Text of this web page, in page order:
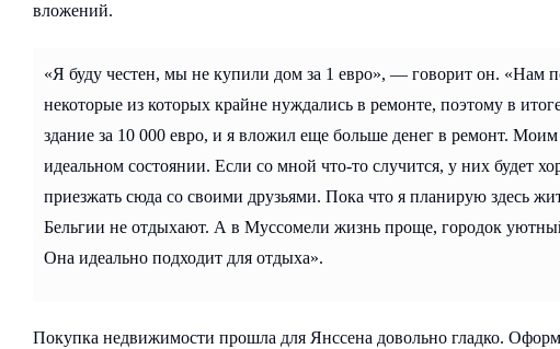
вложений.
«Я буду честен, мы не купили дом за 1 евро», — говорит он. «Нам
некоторые из которых крайне нуждались в ремонте, поэтому в
здание за 10 000 евро, и я вложил еще больше денег в ремонт.
идеальном состоянии. Если со мной что-то случится, у них будет
приезжать сюда со своими друзьями. Пока что я планирую здесь
Бельгии не отдыхают. А в Муссомели жизнь проще, городок
Она идеально подходит для отдыха».
Покупка недвижимости прошла для Янссена довольно гладко.